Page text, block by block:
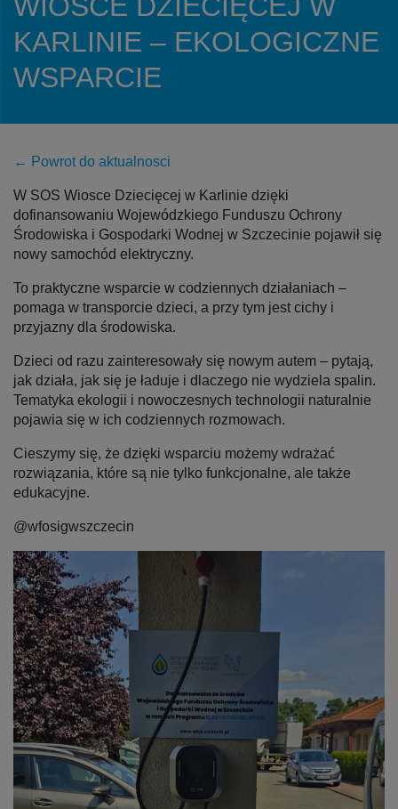
KARLINIE – EKOLOGICZNE
WSPARCIE
← Powrot do aktualnosci
W SOS Wiosce Dziecięcej w Karlinie dzięki
dofinansowaniu Wojewódzkiego Funduszu Ochrony
Środowiska i Gospodarki Wodnej w Szczecinie pojawił się
nowy samochód elektryczny.
To praktyczne wsparcie w codziennych działaniach –
pomaga w transporcie dzieci, a przy tym jest cichy i
przyjazny dla środowiska.
Dzieci od razu zainteresowały się nowym autem – pytają,
jak działa, jak się je ładuje i dlaczego nie wydziela spalin.
Tematyka ekologii i nowoczesnych technologii naturalnie
pojawia się w ich codziennych rozmowach.
Cieszymy się, że dzięki wsparciu możemy wdrażać
rozwiązania, które są nie tylko funkcjonalne, ale także
edukacyjne.
@wfosigwszczecin